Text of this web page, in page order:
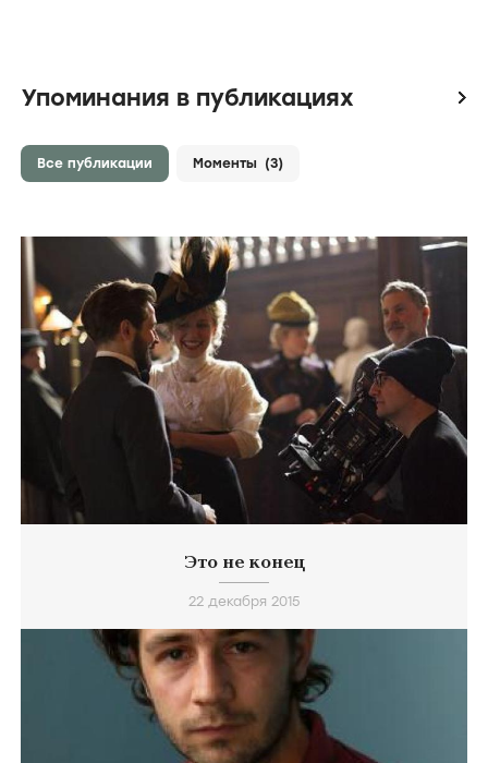
Упоминания в публикациях icon
Все публикации Моменты (3)
Это не конец
22 декабря 2015